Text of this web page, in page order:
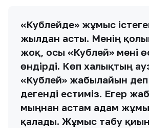
«Кублейде» жұмыс
жылдан асты. Менің
жоқ, осы «Кублей» мені
өндірді. Көп халықтың
«Кублей» жабылайын
дегенді естиміз. Егер
мыңнан астам адам
қалады. Жұмыс табу